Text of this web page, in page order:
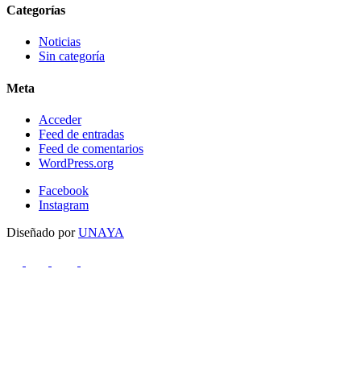
Categorías
Noticias
Sin categoría
Meta
Acceder
Feed de entradas
Feed de comentarios
WordPress.org
Facebook
Instagram
Diseñado porUNAYA